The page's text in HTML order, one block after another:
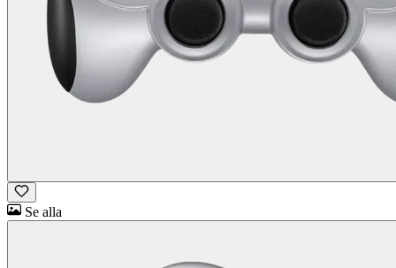
Se alla